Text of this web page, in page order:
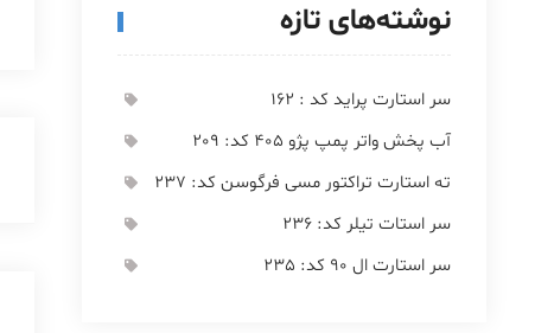
نوشته‌های تازه
سر استارت پراید کد : 162
آب پخش واتر پمپ پژو 405 کد: 209
ته استارت تراکتور مسی فرگوسن کد: 237
سر استات تیلر کد: 236
سر استارت ال 90 کد: 235